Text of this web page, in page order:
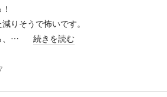
りそうで怖いです。
、…
続きを読む